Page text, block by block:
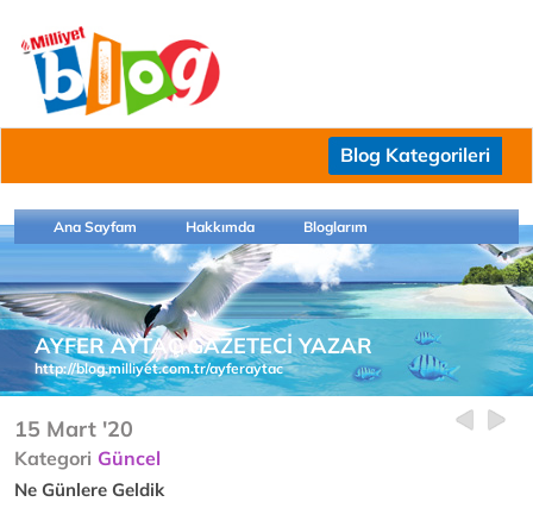
Blog Kategorileri
Ana Sayfam Hakkımda Bloglarım
AYFER AYTAÇ GAZETECİ YAZAR
http://blog.milliyet.com.tr/ayferaytac
15 Mart '20
Kategori Güncel
Ne Günlere Geldik